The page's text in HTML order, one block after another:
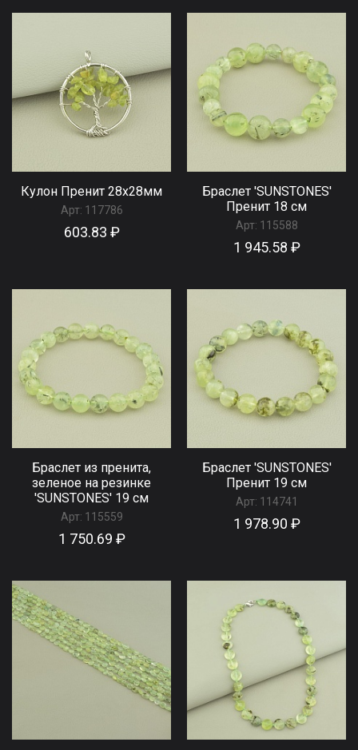
Кулон Пренит 28x28мм
Арт: 117786
603.83 ₽
Браслет 'SUNSTONES'
Пренит 18 см
Арт: 115588
1 945.58 ₽
Браслет из пренита,
зеленое на резинке
'SUNSTONES' 19 см
Арт: 115559
1 750.69 ₽
Браслет 'SUNSTONES'
Пренит 19 см
Арт: 114741
1 978.90 ₽